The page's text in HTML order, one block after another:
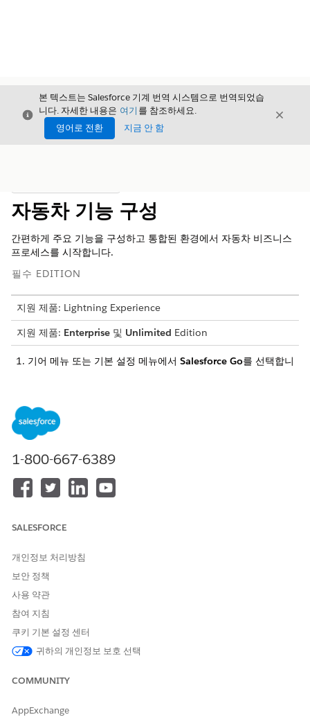
닫기
본 텍스트는 Salesforce 기계 번역 시스템으로 번역되었습
니다. 자세한 내용은 여기 를 참조하세요.
영어로 전환
지금 안 함
닫기
자동차 기능 구성
간편하게 주요 기능을 구성하고 통합된 환경에서 자동차 비즈니스
프로세스를 시작합니다.
필수 EDITION
지원 제품: Lightning Experience
지원 제품: Enterprise 및 Unlimited Edition
기어 메뉴 또는 기본 설정 메뉴에서 Salesforce Go를 선택합니
름을 제안합니다. 차량 또는 자산 대출 또는 연결된 차량 등 자
동차 내에서 모든 기능을 검색할 수 있습니다.
기능 집합
능 집합 목록을 찾을 수 있습니다.
기능 집합에서
지속을 클릭하고 안내 프롬프트에 따라 설정을
완료합니다.
1-800-667-6389
SALESFORCE
개인정보 처리방침
보안 정책
사용 약관
참여 지침
쿠키 기본 설정 센터
귀하의 개인정보 보호 선택
COMMUNITY
AppExchange